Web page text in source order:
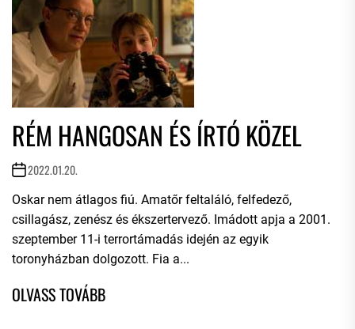
RÉM HANGOSAN ÉS ÍRTÓ KÖZEL
2022.01.20.
Oskar nem átlagos fiú. Amatőr feltaláló, felfedező,
csillagász, zenész és ékszertervező. Imádott apja a 2001.
szeptember 11-i terrortámadás idején az egyik
toronyházban dolgozott. Fia a...